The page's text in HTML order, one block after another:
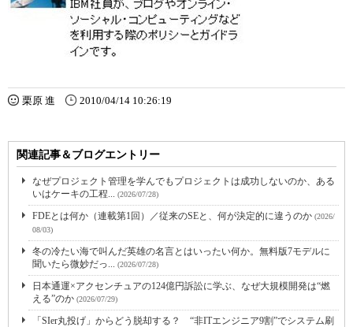
栗原 進 2010/04/14 10:26:19
関連記事＆ブログエントリー
なぜプロジェクト管理を学んでもプロジェクトは成功しないのか、ある
いはケーキの工程... (2026/07/28)
FDEとは何か（連載第1回）／従来のSEと、何が決定的に違うのか (2026/
08/03)
冬の冷たい海で叫んだ英雄の名言とはいったい何か。無料版7モデルに
聞いたら微妙だっ... (2026/07/28)
日本通運×アクセンチュアの124億円訴訟に学ぶ、なぜ大規模開発は“燃
える”のか (2026/07/29)
「SIer丸投げ」からどう脱却する？ “非ITエンジニア9割”でシステム刷